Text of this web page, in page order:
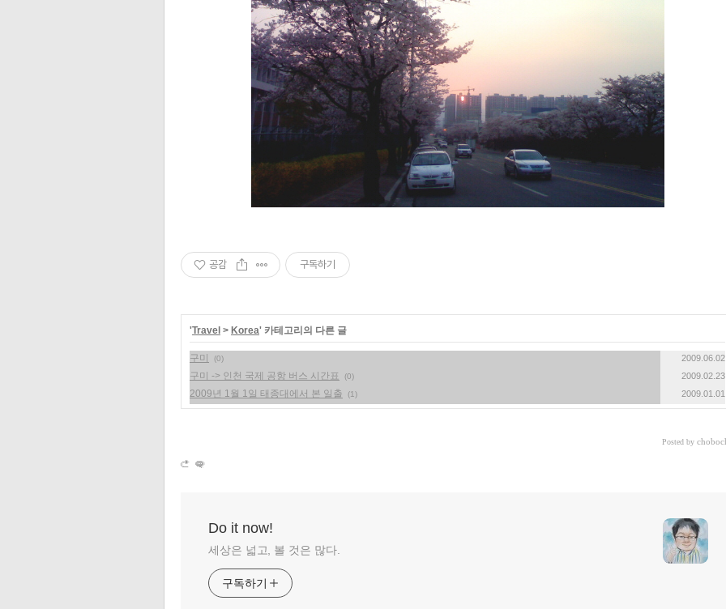
공감 구독하기
'Travel > Korea' 카테고리의 다른 글
구미 (0) 2009.06.02
구미 -> 인천 국제 공항 버스 시간표 (0) 2009.02.23
2009년 1월 1일 태종대에서 본 일출 (1) 2009.01.01
Posted by
Do it now!
세상은 넓고, 볼 것은 많다.
구독하기